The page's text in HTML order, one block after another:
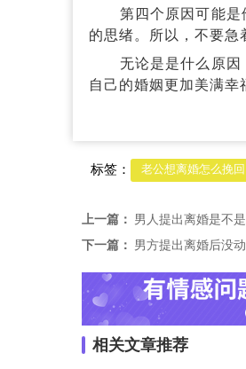
第四个原因可能是他
的思绪。所以，不要急
无论是是什么原因，
自己的婚姻更加美满幸
标签： 老公想离婚怎么挽回
上一篇： 男人提出离婚是不
下一篇： 男方提出离婚后没
相关文章推荐